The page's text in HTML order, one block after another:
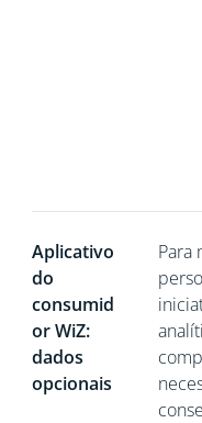
Aplicativo
do
consumid
or WiZ:
dados
opcionais
Para